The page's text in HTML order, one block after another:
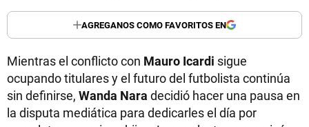
AGREGANOS COMO FAVORITOS EN
Mientras el conflicto con Mauro Icardi sigue
ocupando titulares y el futuro del futbolista continúa
sin definirse, Wanda Nara decidió hacer una pausa en
la disputa mediática para dedicarles el día por